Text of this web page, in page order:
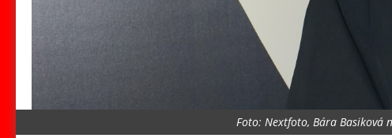
Foto: Nextfoto, Bára